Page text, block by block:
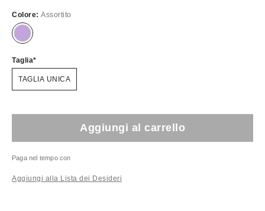
Colore: Assortito
Taglia
TAGLIA UNICA
Aggiungi al carrello
Paga nel tempo con
Aggiungi alla Lista dei Desideri